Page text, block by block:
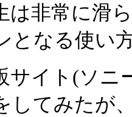
は非常に滑
となる使い
イト(ソニ
してみたが